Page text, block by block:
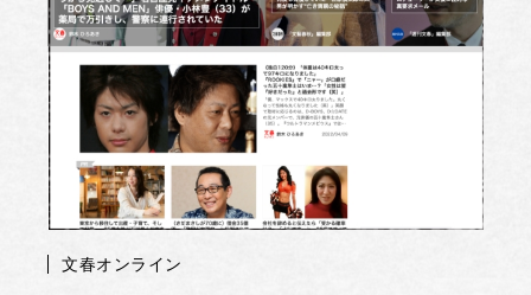
文春オンライン